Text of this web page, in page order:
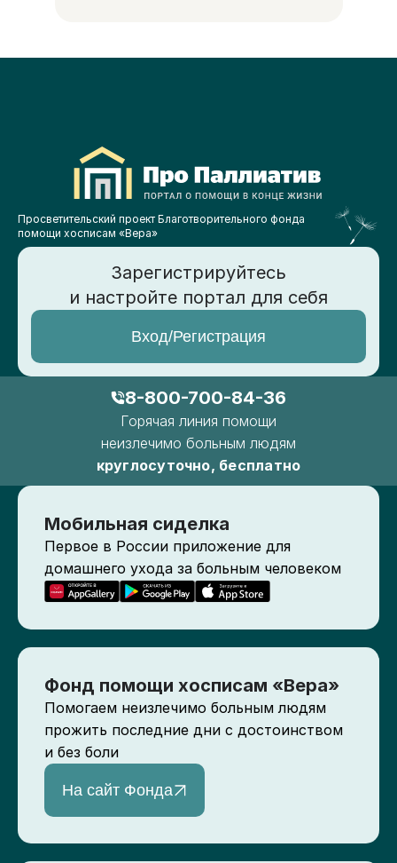
Просветительский проект Благотворительного фонда
помощи хосписам «Вера»
Зарегистрируйтесь
и настройте портал для себя
Вход/Регистрация
8-800-700-84-36
Горячая линия помощи
неизлечимо больным людям
круглосуточно, бесплатно
Мобильная сиделка
Первое в России приложение для
домашнего ухода за больным человеком
Фонд помощи хосписам «Вера»
Помогаем неизлечимо больным людям
прожить последние дни с достоинством
и без боли
На сайт Фонда